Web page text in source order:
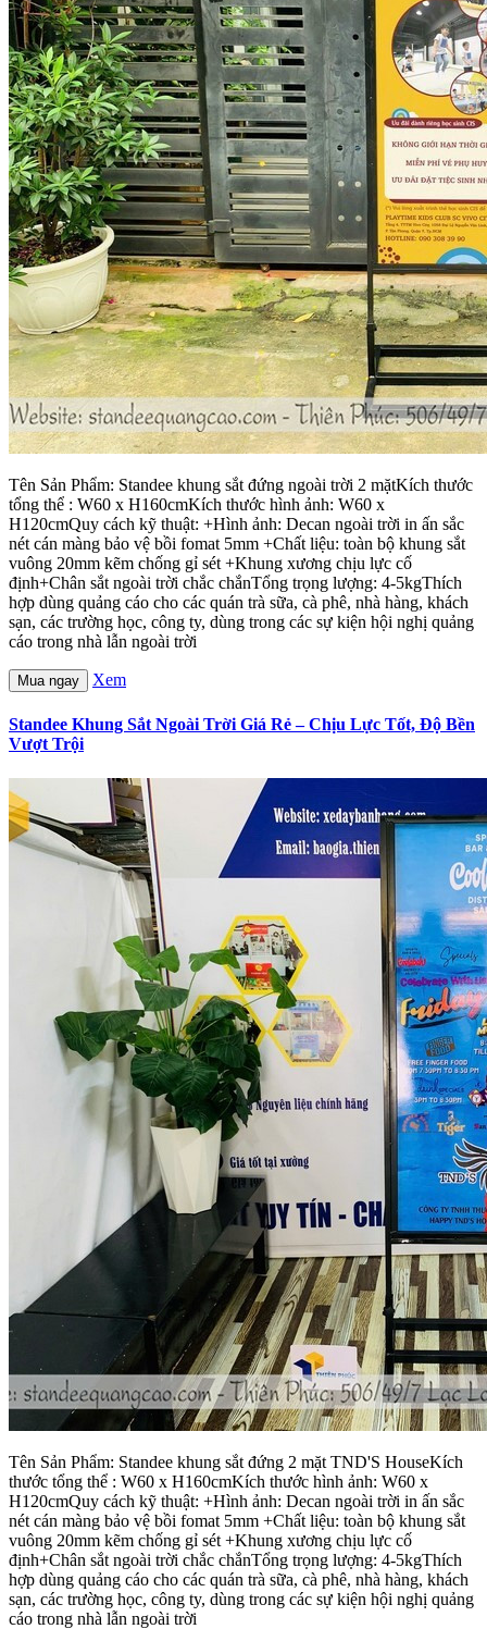
Tên Sản Phẩm: Standee khung sắt đứng ngoài trời 2 mặtKích thước
tổng thể : W60 x H160cmKích thước hình ảnh: W60 x
H120cmQuy cách kỹ thuật: +Hình ảnh: Decan ngoài trời in ấn sắc
nét cán màng bảo vệ bồi fomat 5mm +Chất liệu: toàn bộ khung sắt
vuông 20mm kẽm chống gỉ sét +Khung xương chịu lực cố
định+Chân sắt ngoài trời chắc chắnTổng trọng lượng: 4-5kgThích
hợp dùng quảng cáo cho các quán trà sữa, cà phê, nhà hàng, khách
sạn, các trường học, công ty, dùng trong các sự kiện hội nghị quảng
cáo trong nhà lẫn ngoài trời
Mua ngay Xem
Standee Khung Sắt Ngoài Trời Giá Rẻ – Chịu Lực Tốt, Độ Bền
Vượt Trội
Tên Sản Phẩm: Standee khung sắt đứng 2 mặt TND'S HouseKích
thước tổng thể : W60 x H160cmKích thước hình ảnh: W60 x
H120cmQuy cách kỹ thuật: +Hình ảnh: Decan ngoài trời in ấn sắc
nét cán màng bảo vệ bồi fomat 5mm +Chất liệu: toàn bộ khung sắt
vuông 20mm kẽm chống gỉ sét +Khung xương chịu lực cố
định+Chân sắt ngoài trời chắc chắnTổng trọng lượng: 4-5kgThích
hợp dùng quảng cáo cho các quán trà sữa, cà phê, nhà hàng, khách
sạn, các trường học, công ty, dùng trong các sự kiện hội nghị quảng
cáo trong nhà lẫn ngoài trời